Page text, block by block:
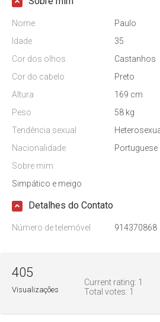
Nome
Paulo
Idade
35
Cor dos olhos
Castanhos
Cor do cabelo
Preto
Altura
169 cm
Peso
58 kg
Tendência sexual
Nacionalidade
Portuguese
Sobre mim
Simpático e meigo
Detalhes do Contato
Número de telemóvel 914370868
Current rating: 1
Total votes: 1
405
Visualizações